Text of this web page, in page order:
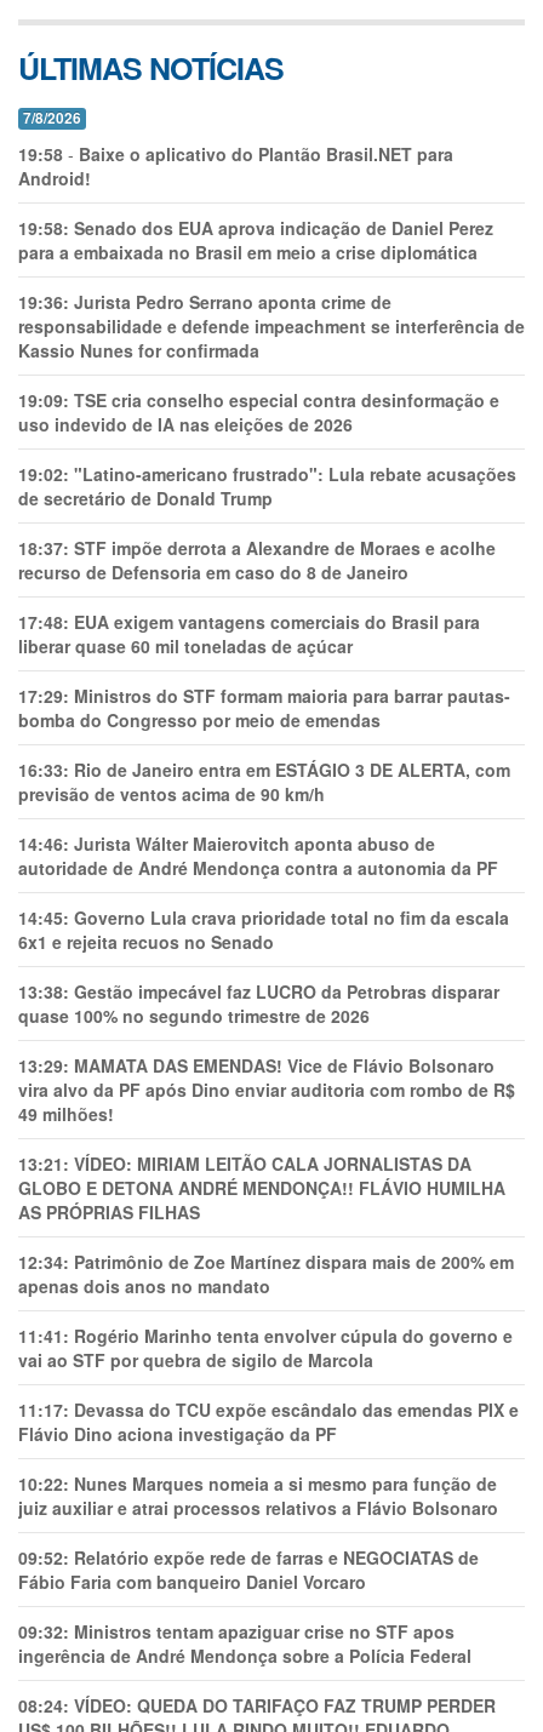
ÚLTIMAS NOTÍCIAS
7/8/2026
19:58 - Baixe o aplicativo do Plantão Brasil.NET para
Android!
19:58: Senado dos EUA aprova indicação de Daniel Perez
para a embaixada no Brasil em meio a crise diplomática
19:36: Jurista Pedro Serrano aponta crime de
responsabilidade e defende impeachment se interferência de
Kassio Nunes for confirmada
19:09: TSE cria conselho especial contra desinformação e
uso indevido de IA nas eleições de 2026
19:02: "Latino-americano frustrado": Lula rebate acusações
de secretário de Donald Trump
18:37: STF impõe derrota a Alexandre de Moraes e acolhe
recurso de Defensoria em caso do 8 de Janeiro
17:48: EUA exigem vantagens comerciais do Brasil para
liberar quase 60 mil toneladas de açúcar
17:29: Ministros do STF formam maioria para barrar pautas-
bomba do Congresso por meio de emendas
16:33: Rio de Janeiro entra em ESTÁGIO 3 DE ALERTA, com
previsão de ventos acima de 90 km/h
14:46: Jurista Wálter Maierovitch aponta abuso de
autoridade de André Mendonça contra a autonomia da PF
14:45: Governo Lula crava prioridade total no fim da escala
6x1 e rejeita recuos no Senado
13:38: Gestão impecável faz LUCRO da Petrobras disparar
quase 100% no segundo trimestre de 2026
13:29: MAMATA DAS EMENDAS! Vice de Flávio Bolsonaro
vira alvo da PF após Dino enviar auditoria com rombo de R$
49 milhões!
13:21: VÍDEO: MIRIAM LEITÃO CALA JORNALISTAS DA
GLOBO E DETONA ANDRÉ MENDONÇA!! FLÁVIO HUMILHA
AS PRÓPRIAS FILHAS
12:34: Patrimônio de Zoe Martínez dispara mais de 200% em
apenas dois anos no mandato
11:41: Rogério Marinho tenta envolver cúpula do governo e
vai ao STF por quebra de sigilo de Marcola
11:17: Devassa do TCU expõe escândalo das emendas PIX e
Flávio Dino aciona investigação da PF
10:22: Nunes Marques nomeia a si mesmo para função de
juiz auxiliar e atrai processos relativos a Flávio Bolsonaro
09:52: Relatório expõe rede de farras e NEGOCIATAS de
Fábio Faria com banqueiro Daniel Vorcaro
09:32: Ministros tentam apaziguar crise no STF apos
ingerência de André Mendonça sobre a Polícia Federal
08:24: VÍDEO: QUEDA DO TARIFAÇO FAZ TRUMP PERDER